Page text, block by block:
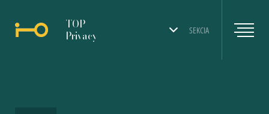
SEKCIA
TOP
Privacy